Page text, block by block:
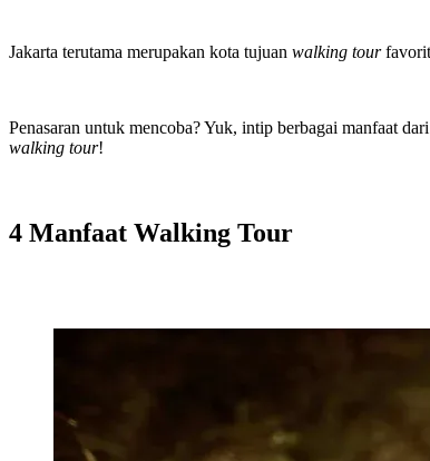
Jakarta terutama merupakan kota tujuan walking tour
Penasaran untuk mencoba? Yuk, intip berbagai manfaat dari
walking tour!
4 Manfaat Walking Tour